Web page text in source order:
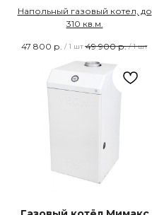
Напольный газовый котел, до
310 кв.м.
47 800 р. / 1 шт 49 900 р. / 1 шт